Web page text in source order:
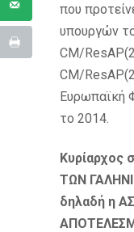
που
υπουργών
CM/
CM/
Ευρωπαϊκή
το 2014.
Κυρίαρχος
ΤΩΝ
δηλαδή η